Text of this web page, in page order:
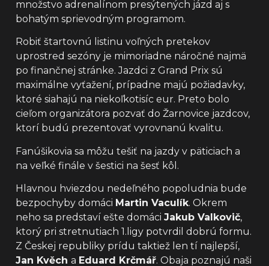
množstvo adrenalínom presýtených jázd aj s
bohatým sprievodným programom.
Robiť štartovnú listinu voľných pretekov
uprostred sezóny je mimoriadne náročné najmä
po finančnej stránke. Jazdci z Grand Prix sú
maximálne vyťažení, prípadne majú požiadavky,
ktoré siahajú na niekoľkotisíc eur. Preto bolo
cieľom organizátora pozvať do Žarnovice jazdcov,
ktorí budú prezentovať vyrovnanú kvalitu.
Fanúšikovia sa môžu tešiť na jazdy v päticiach a
na veľké finále v šestici na šesť kôl.
Hlavnou hviezdou nedeľného popoludnia bude
bezpochyby domáci Martin Vaculík. Okrem
neho sa predstaví ešte domáci Jakub Valkovič,
ktorý pri stretnutiach 1.ligy potvrdil dobrú formu.
Z Českej republiky prídu taktiež len tí najlepší,
Jan Kvěch a Eduard Krčmář. Obaja poznajú naši